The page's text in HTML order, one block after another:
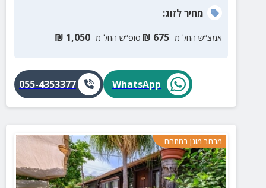
מחירלזוג:
אמצ”ש החל מ- 675
₪ סופ”ש החל מ- 1,050
₪
WhatsApp
055-4353377
מרחב מוגן במתחם